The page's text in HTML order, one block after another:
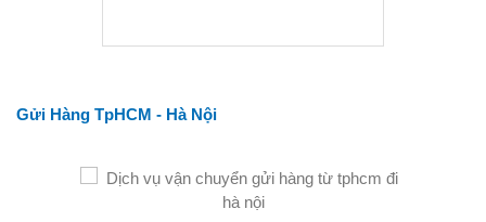
Gửi Hàng TpHCM - Hà Nội